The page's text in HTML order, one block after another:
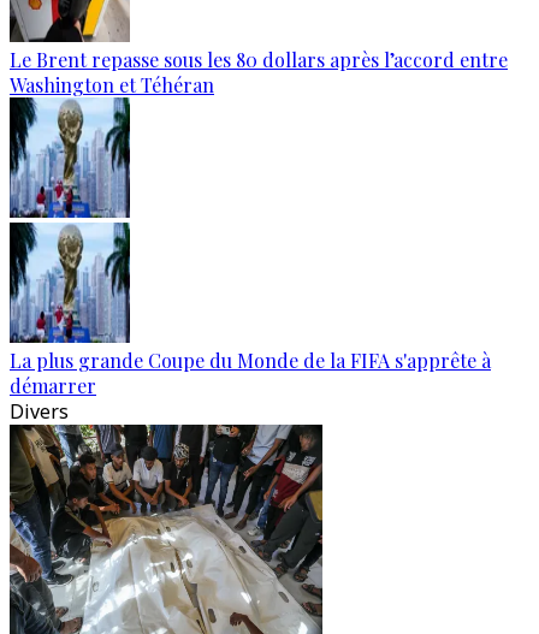
Le Brent repasse sous les 80 dollars après l’accord entre
Washington et Téhéran
La plus grande Coupe du Monde de la FIFA s'apprête à
démarrer
Divers